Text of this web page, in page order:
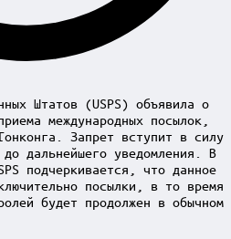
Штатов (USPS) объявила о
международных посылок,
Запрет вступит в силу
дальнейшего уведомления. В
подчеркивается, что данное
посылки, в то время
будет продолжен в обычном